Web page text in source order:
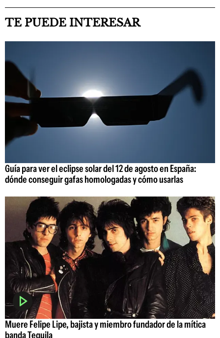
TE PUEDE INTERESAR
Guía para ver el eclipse solar del 12 de agosto en España:
dónde conseguir gafas homologadas y cómo usarlas
Muere Felipe Lipe, bajista y miembro fundador de la mítica
banda Tequila